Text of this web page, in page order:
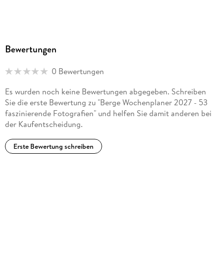
Bewertungen
0 Bewertungen
Es wurden noch keine Bewertungen abgegeben. Schreiben
Sie die erste Bewertung zu "Berge Wochenplaner 2027 - 53
faszinierende Fotografien" und helfen Sie damit anderen bei
der Kaufentscheidung.
Erste Bewertung schreiben